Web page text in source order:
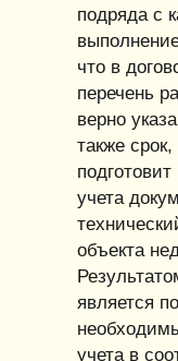
подряда с
что в
перечень
верно
также
учета
объекта
является
учета в